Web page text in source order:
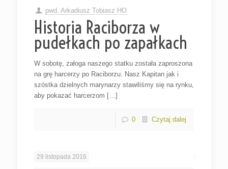
pwd. Arkadiusz Tobiasz HO
Historia Raciborza w
pudełkach po zapałkach
W sobotę, załoga naszego statku została zaproszona
na grę harcerzy po Raciborzu. Nasz Kapitan jak i
szóstka dzielnych marynarzy stawiliśmy się na rynku,
aby pokazać harcerzom […]
0 Czytaj dalej
29 listopada 2016